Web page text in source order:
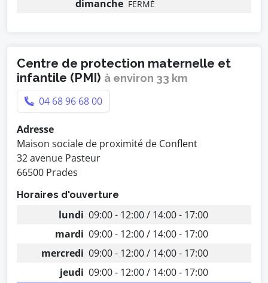
dimanche FERMÉ
Centre de protection maternelle et
infantile (PMI) à environ 33 km
04 68 96 68 00
Adresse
Maison sociale de proximité de Conflent
32 avenue Pasteur
66500 Prades
Horaires d'ouverture
lundi 09:00 - 12:00 / 14:00 - 17:00
mardi 09:00 - 12:00 / 14:00 - 17:00
mercredi 09:00 - 12:00 / 14:00 - 17:00
jeudi 09:00 - 12:00 / 14:00 - 17:00